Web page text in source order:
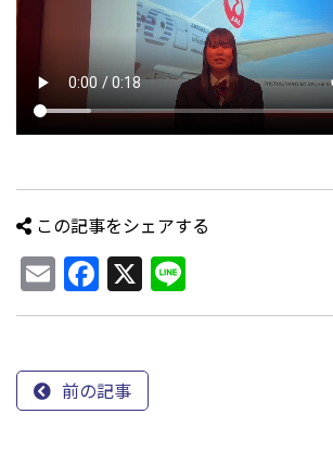
この記事をシェアする
EmailFacebook
X
前の記事